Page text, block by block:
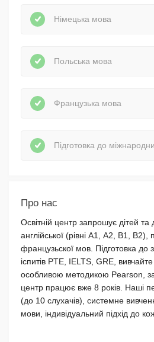
Німецька мова
Польська мова
Французька мова
Підготовка до
Про нас
Освітній центр запрошує дітей
англійської (рівні А1, А2, В1, В2),
французьскої мов. Підготовка до
іспитів PTE, IELTS, GRE,
особливою методикою Pearson,
центр працює вже 8 років. Наші
(до 10 слухачів), системне
мови, індивідуальний підхід до